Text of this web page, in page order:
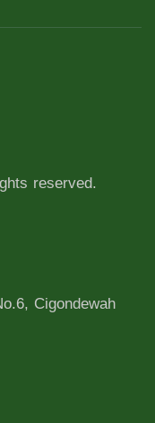
reserved.
Cigondewah